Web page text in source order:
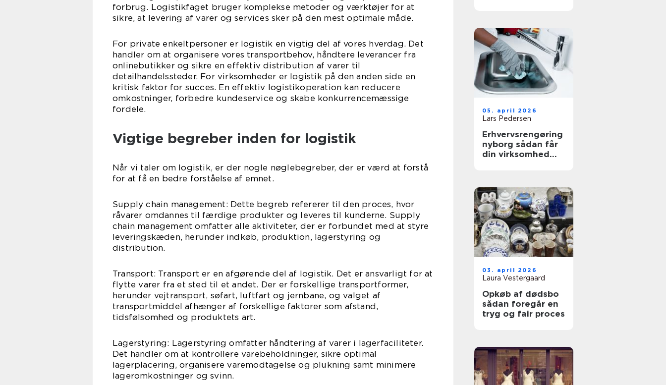
forbrug. Logistikfaget bruger komplekse metoder og værktøjer for at
sikre, at levering af varer og services sker på den mest optimale måde.
For private enkeltpersoner er logistik en vigtig del af vores hverdag. Det
handler om at organisere vores transportbehov, håndtere leverancer fra
onlinebutikker og sikre en effektiv distribution af varer til
detailhandelssteder. For virksomheder er logistik på den anden side en
kritisk faktor for succes. En effektiv logistikoperation kan reducere
omkostninger, forbedre kundeservice og skabe konkurrencemæssige
fordele.
Vigtige begreber inden for logistik
Når vi taler om logistik, er der nogle nøglebegreber, der er værd at forstå
for at få en bedre forståelse af emnet.
Supply chain management: Dette begreb refererer til den proces, hvor
råvarer omdannes til færdige produkter og leveres til kunderne. Supply
chain management omfatter alle aktiviteter, der er forbundet med at styre
leveringskæden, herunder indkøb, produktion, lagerstyring og
distribution.
Transport: Transport er en afgørende del af logistik. Det er ansvarligt for at
flytte varer fra et sted til et andet. Der er forskellige transportformer,
herunder vejtransport, søfart, luftfart og jernbane, og valget af
transportmiddel afhænger af forskellige faktorer som afstand,
tidsfølsomhed og produktets art.
Lagerstyring: Lagerstyring omfatter håndtering af varer i lagerfaciliteter.
Det handler om at kontrollere varebeholdninger, sikre optimal
lagerplacering, organisere varemodtagelse og plukning samt minimere
lageromkostninger og svinn.
05. april 2026
Lars Pedersen
Erhvervsrengøring
nyborg sådan får
din virksomhed
03. april 2026
Laura Vestergaard
Opkøb af dødsbo
sådan foregår en
tryg og fair proces